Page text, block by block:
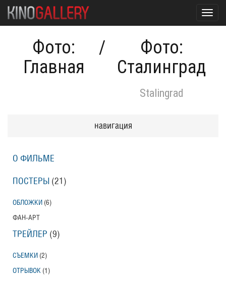
Фото:
Главная
/
Фото:
Сталинград
Stalingrad
навигация
О ФИЛЬМЕ
ПОСТЕРЫ (21)
ОБЛОЖКИ (6)
ФАН-АРТ
ТРЕЙЛЕР (9)
СЪЕМКИ (2)
ОТРЫВОК (1)